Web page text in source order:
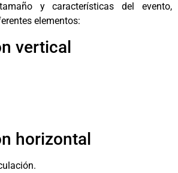
y características del evento,
elementos:
vertical
horizontal